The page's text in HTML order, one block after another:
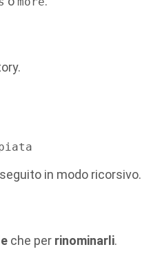
in modo ricorsivo.
che per rinominarli.